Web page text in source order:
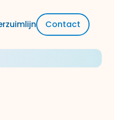
Contact